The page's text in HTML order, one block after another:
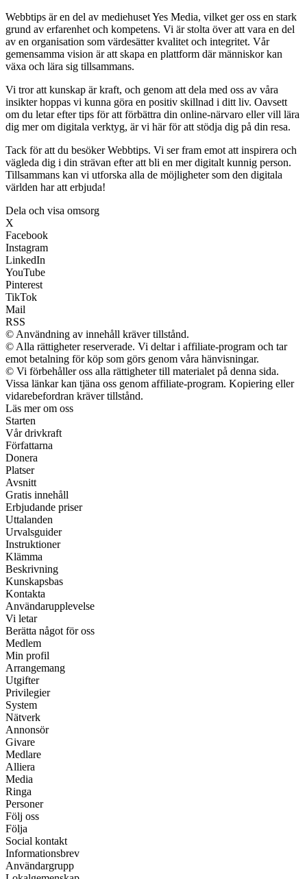
Webbtips är en del av mediehuset Yes Media, vilket ger oss en stark
grund av erfarenhet och kompetens. Vi är stolta över att vara en del
av en organisation som värdesätter kvalitet och integritet. Vår
gemensamma vision är att skapa en plattform där människor kan
växa och lära sig tillsammans.
Vi tror att kunskap är kraft, och genom att dela med oss av våra
insikter hoppas vi kunna göra en positiv skillnad i ditt liv. Oavsett
om du letar efter tips för att förbättra din online-närvaro eller vill lära
dig mer om digitala verktyg, är vi här för att stödja dig på din resa.
Tack för att du besöker Webbtips. Vi ser fram emot att inspirera och
vägleda dig i din strävan efter att bli en mer digitalt kunnig person.
Tillsammans kan vi utforska alla de möjligheter som den digitala
världen har att erbjuda!
Dela och visa omsorg
X
Facebook
Instagram
LinkedIn
YouTube
Pinterest
TikTok
Mail
RSS
© Användning av innehåll kräver tillstånd.
© Alla rättigheter reserverade. Vi deltar i affiliate-program och tar
emot betalning för köp som görs genom våra hänvisningar.
© Vi förbehåller oss alla rättigheter till materialet på denna sida.
Vissa länkar kan tjäna oss genom affiliate-program. Kopiering eller
vidarebefordran kräver tillstånd.
Läs mer om oss
Starten
Vår drivkraft
Författarna
Donera
Platser
Avsnitt
Gratis innehåll
Erbjudande priser
Uttalanden
Urvalsguider
Instruktioner
Klämma
Beskrivning
Kunskapsbas
Kontakta
Användarupplevelse
Vi letar
Berätta något för oss
Medlem
Min profil
Arrangemang
Utgifter
Privilegier
System
Nätverk
Annonsör
Givare
Medlare
Alliera
Media
Ringa
Personer
Följ oss
Följa
Social kontakt
Informationsbrev
Användargrupp